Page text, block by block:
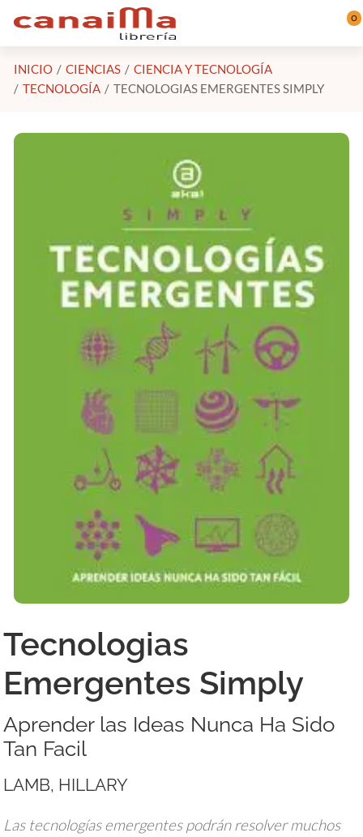
Saltar al contenido principal 0
INICIO CIENCIAS
CIENCIA Y TECNOLOGÍA
TECNOLOGÍA
TECNOLOGIAS EMERGENTES SIMPLY
Tecnologias
Emergentes Simply
Aprender las Ideas Nunca Ha Sido
Tan Facil
LAMB, HILLARY
Las tecnologías emergentes podrán resolver muchos